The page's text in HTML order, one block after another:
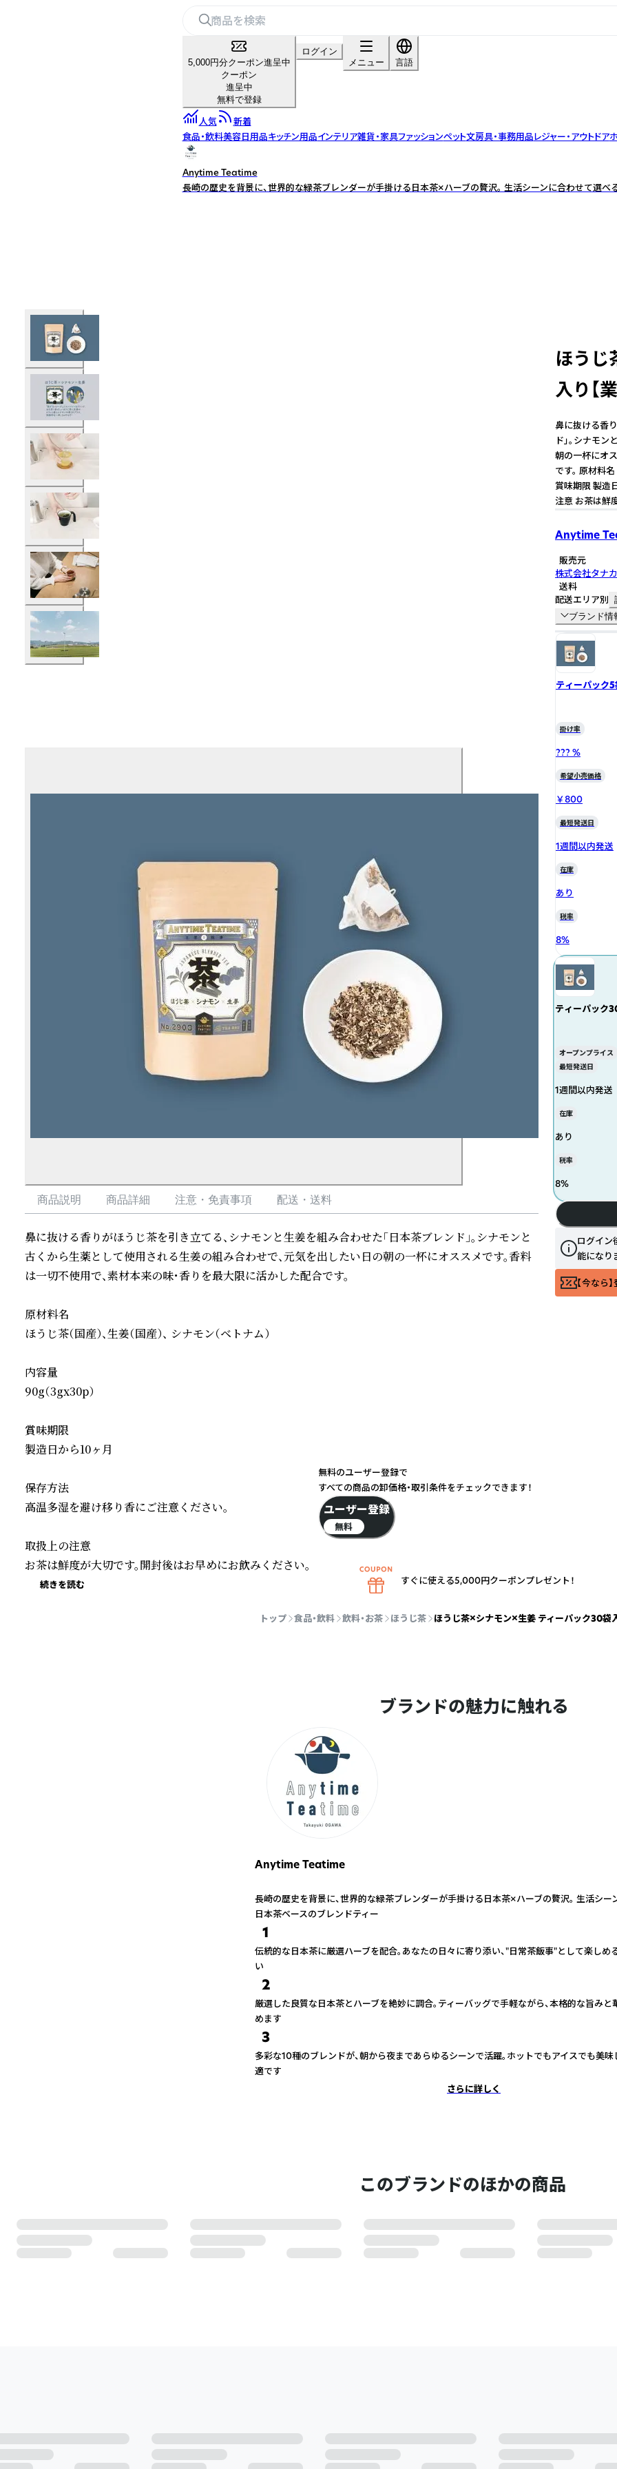
5,000円分クーポン進呈中
クーポン
進呈中
無料で登録
ログイン
メニュー
言語
人気
新着
食品・飲料美容日用品キッチン用品インテリア雑貨・家具ファッションペット文房具・事務用品レジャー・アウトドア
Anytime Teatime
長崎の歴史を背景に、世界的な緑茶ブレンダーが手掛ける日本茶×ハーブの贅沢。 生活シーンに合わせて選べ
商品説明 商品詳細 注意・免責事項 配送・送料
鼻に抜ける香りがほうじ茶を引き立てる、シナモンと生姜を組み合わせた「日本茶ブレンド」。シナモンと
古くから生薬として使用される生姜の組み合わせで、元気を出したい日の朝の一杯にオススメです。香料
は一切不使用で、素材本来の味・香りを最大限に活かした配合です。
原材料名
ほうじ茶（国産）、生姜（国産）、 シナモン（ベトナム）
内容量
90g（3gx30p）
賞味期限
製造日から10ヶ月
保存方法
高温多湿を避け移り香にご注意ください。
取扱上の注意
お茶は鮮度が大切です。開封後はお早めにお飲みください。
続きを読む
ほうじ
入り【
鼻に抜ける香
ド」。シナモ
朝の一杯にオ
です。 原材料
賞味期限 製造
注意 お茶は鮮
Anytime
販売元
株式会社タナ
送料
配送エリア別
ブランド情
ティーパック
掛け率
??? %
希望小売価格
￥800
最短発送日
1週間以内発送
在庫
あり
税率
8%
ティーパック
オープンプライス
最短発送日
1週間以内発送
在庫
あり
税率
8%
ログイン
能になり
【今なら
トップ 食品・飲料 飲料・お茶 ほうじ茶 ほうじ茶×シナモン×生姜 ティーパック30袋入
ブランドの魅力に触れる
Anytime Teatime
長崎の歴史を背景に、世界的な緑茶ブレンダーが手掛ける日本茶×ハーブの贅沢。 生活シー
日本茶ベースのブレンドティー
1
伝統的な日本茶に厳選ハーブを配合。あなたの日々に寄り添い、"日常茶飯事"として楽しめ
い
2
厳選した良質な日本茶とハーブを絶妙に調合。ティーバッグで手軽ながら、本格的な旨み
めます
3
多彩な10種のブレンドが、朝から夜まであらゆるシーンで活躍。ホットでもアイスでも美味
適です
さらに詳しく
このブランドのほかの商品
無料のユーザー登録で
すべての商品の卸価格・取引条件をチェックできます！
ユーザー登録
無料
すぐに使える5,000円クーポンプレゼント！